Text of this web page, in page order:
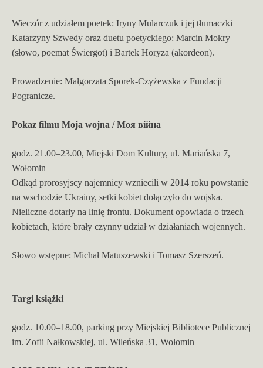
Wieczór z udziałem poetek: Iryny Mularczuk i jej tłumaczki
Katarzyny Szwedy oraz duetu poetyckiego: Marcin Mokry
(słowo, poemat Świergot) i Bartek Horyza (akordeon).
Prowadzenie: Małgorzata Sporek-Czyżewska z Fundacji
Pogranicze.
Pokaz filmu Moja wojna / Моя вiйна
godz. 21.00–23.00, Miejski Dom Kultury, ul. Mariańska 7,
Wołomin
Odkąd prorosyjscy najemnicy wzniecili w 2014 roku powstanie
na wschodzie Ukrainy, setki kobiet dołączyło do wojska.
Nieliczne dotarły na linię frontu. Dokument opowiada o trzech
kobietach, które brały czynny udział w działaniach wojennych.
Słowo wstępne: Michał Matuszewski i Tomasz Szerszeń.
Targi książki
godz. 10.00–18.00, parking przy Miejskiej Bibliotece Publicznej
im. Zofii Nałkowskiej, ul. Wileńska 31, Wołomin